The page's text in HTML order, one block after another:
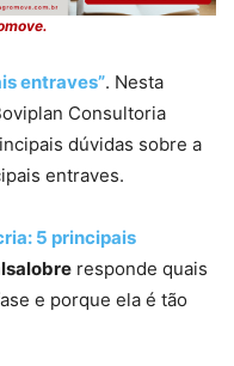
entraves”. Nesta
Consultoria
dúvidas sobre a
entraves.
5 principais
responde quais
e porque ela é tão